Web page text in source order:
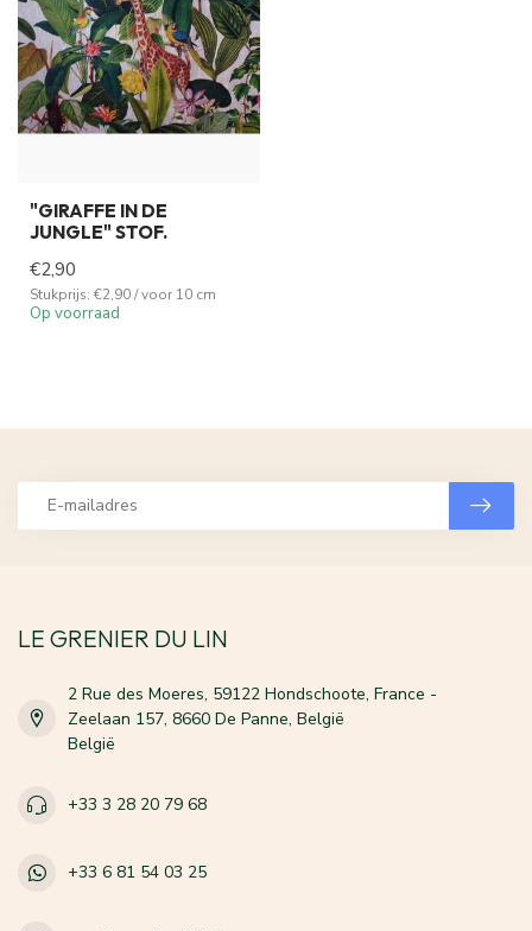
"GIRAFFE IN DE
JUNGLE" STOF.
€2,90
Stukprijs: €2,90 / voor 10 cm
Op voorraad
LE GRENIER DU LIN
2 Rue des Moeres, 59122 Hondschoote, France -
Zeelaan 157, 8660 De Panne, België
België
+33 3 28 20 79 68
+33 6 81 54 03 25